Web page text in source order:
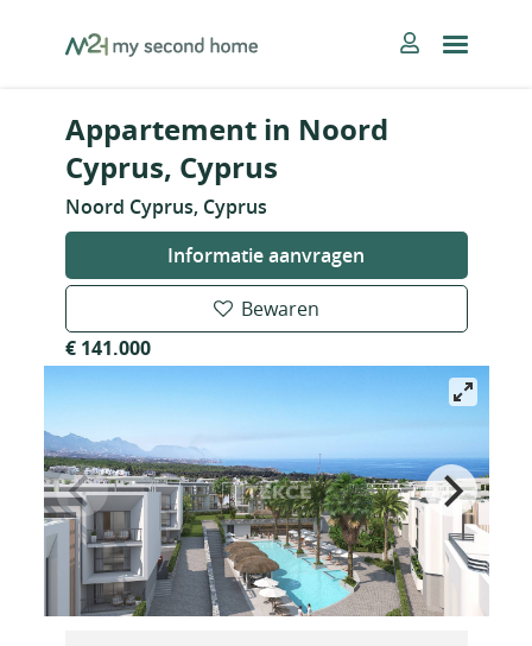
MySecondHome
Appartement in Noord
Cyprus, Cyprus
Noord Cyprus, Cyprus
Informatie aanvragen
Bewaren
€ 141.000